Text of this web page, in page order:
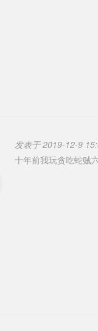
发表于 2019-12-9
十年前我玩贪吃蛇贼